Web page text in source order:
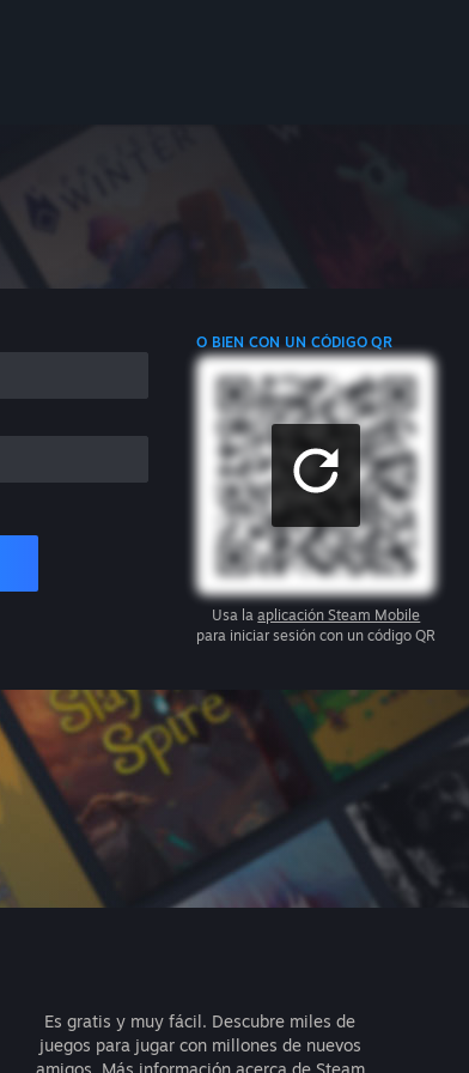
O BIEN CON UN CÓDIGO QR
Usa laaplicación Steam Mobile
para iniciar sesión con un código QR
Es gratis y muy fácil. Descubre miles de
juegos para jugar con millones de nuevos
amigos. Más información acerca de Steam